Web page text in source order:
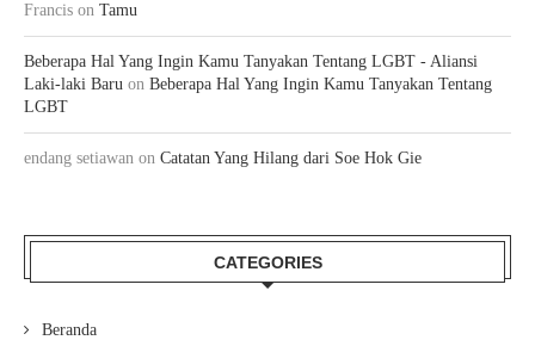
Francis on Tamu
Beberapa Hal Yang Ingin Kamu Tanyakan Tentang LGBT - Aliansi
Laki-laki Baru on Beberapa Hal Yang Ingin Kamu Tanyakan Tentang
LGBT
endang setiawan on Catatan Yang Hilang dari Soe Hok Gie
CATEGORIES
Beranda